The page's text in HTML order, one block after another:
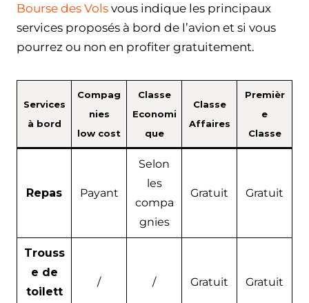
Bourse des Vols vous indique les principaux
services proposés à bord de l’avion et si vous
pourrez ou non en profiter gratuitement.
Services
à bord
Compag
nies
low cost
Classe
Economi
que
Classe
Affaires
Premièr
e
Classe
Repas Payant
Selon
les
compa
gnies
Gratuit Gratuit
Trouss
e de
toilett
/ / Gratuit Gratuit